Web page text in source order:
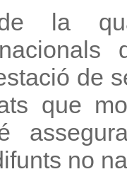
de la
de
que
no